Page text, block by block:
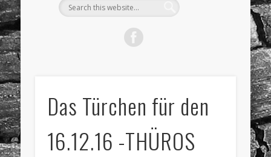
Das Türchen für den
16.12.16 -THÜROS